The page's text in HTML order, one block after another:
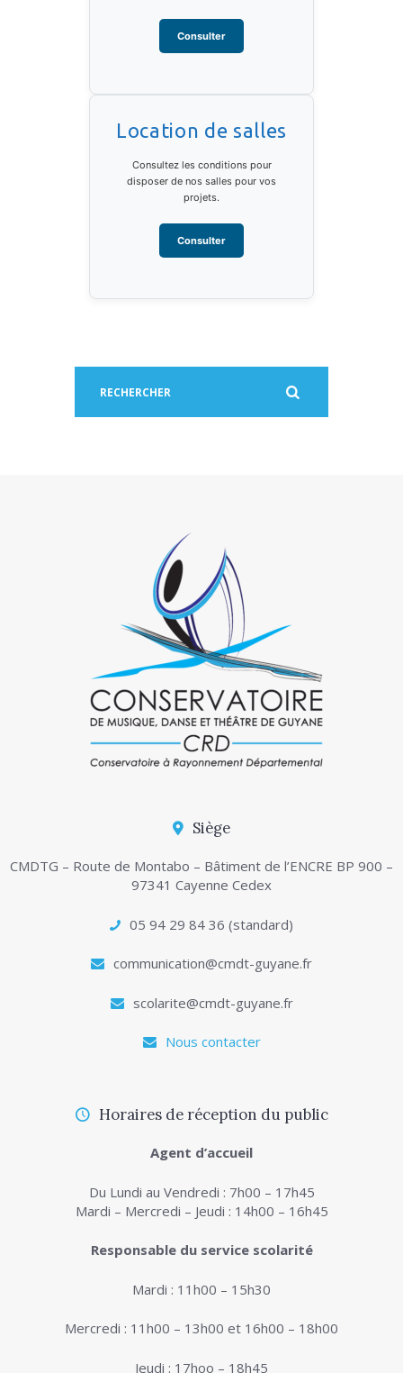
Consulter
Location de salles
Consultez les conditions pour
disposer de nos salles pour vos
projets.
Consulter
Siège
CMDTG – Route de Montabo – Bâtiment de l’ENCRE BP 900 –
97341 Cayenne Cedex
05 94 29 84 36 (standard)
communication@cmdt-guyane.fr
scolarite@cmdt-guyane.fr
Nous contacter
Horaires de réception du public
Agent d’accueil
Du Lundi au Vendredi : 7h00 – 17h45
Mardi – Mercredi – Jeudi : 14h00 – 16h45
Responsable du service scolarité
Mardi : 11h00 – 15h30
Mercredi : 11h00 – 13h00 et 16h00 – 18h00
Jeudi : 17hoo – 18h45